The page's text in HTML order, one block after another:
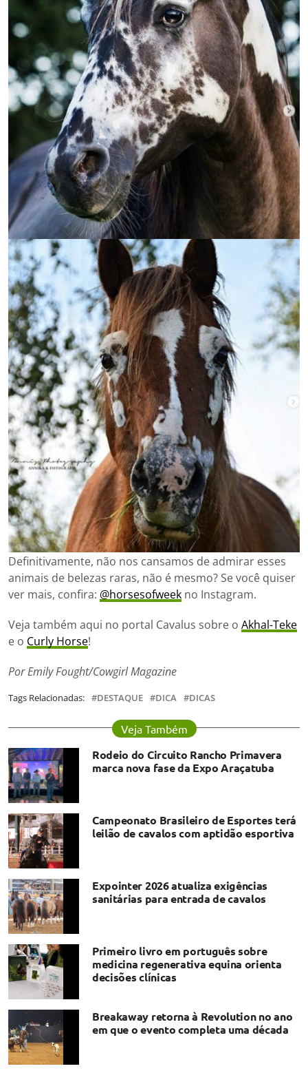
Definitivamente, não nos cansamos de admirar esses
animais de belezas raras, não é mesmo? Se você quiser
ver mais, confira: @horsesofweek no Instagram.
Veja também aqui no portal Cavalus sobre o Akhal-Teke
e o Curly Horse!
Por Emily Fought/Cowgirl Magazine
Tags Relacionadas: DESTAQUE DICA DICAS
Veja Também
Rodeio do Circuito Rancho Primavera
marca nova fase da Expo Araçatuba
Campeonato Brasileiro de Esportes terá
leilão de cavalos com aptidão esportiva
Expointer 2026 atualiza exigências
sanitárias para entrada de cavalos
Primeiro livro em português sobre
medicina regenerativa equina orienta
decisões clínicas
Breakaway retorna à Revolution no ano
em que o evento completa uma década